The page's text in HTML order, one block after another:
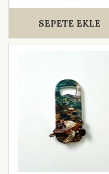
SEPETE EKLE